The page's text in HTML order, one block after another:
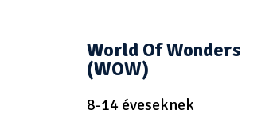
World Of Wonders
(WOW)
8-14 éveseknek